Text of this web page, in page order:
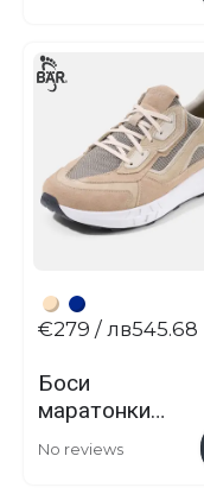
Боси
маратонки
Metro Flow от
No reviews
€279 / лв545.68